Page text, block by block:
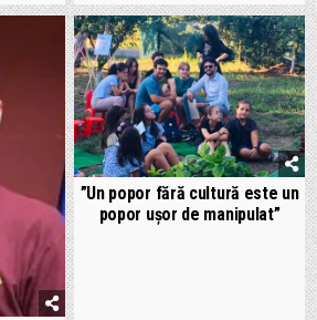
”Un popor fără cultură este un
popor ușor de manipulat”